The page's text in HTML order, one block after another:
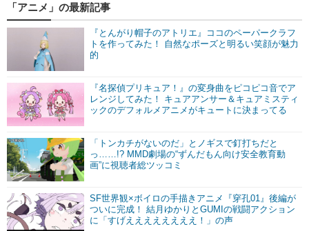
「アニメ」の最新記事
『とんがり帽子のアトリエ』ココのペーパークラフ
トを作ってみた！ 自然なポーズと明るい笑顔が魅力
的
『名探偵プリキュア！』の変身曲をピコピコ音でア
レンジしてみた！ キュアアンサー＆キュアミスティ
ックのデフォルメアニメがキュートに決まってる
「トンカチがないのだ」とノギスで釘打ちだと
っ……!? MMD劇場の“ずんだもん向け安全教育動
画”に視聴者総ツッコミ
SF世界観×ボイロの手描きアニメ『穿孔01』後編が
ついに完成！ 結月ゆかりとGUMIの戦闘アクション
に「すげええええええええ！」の声